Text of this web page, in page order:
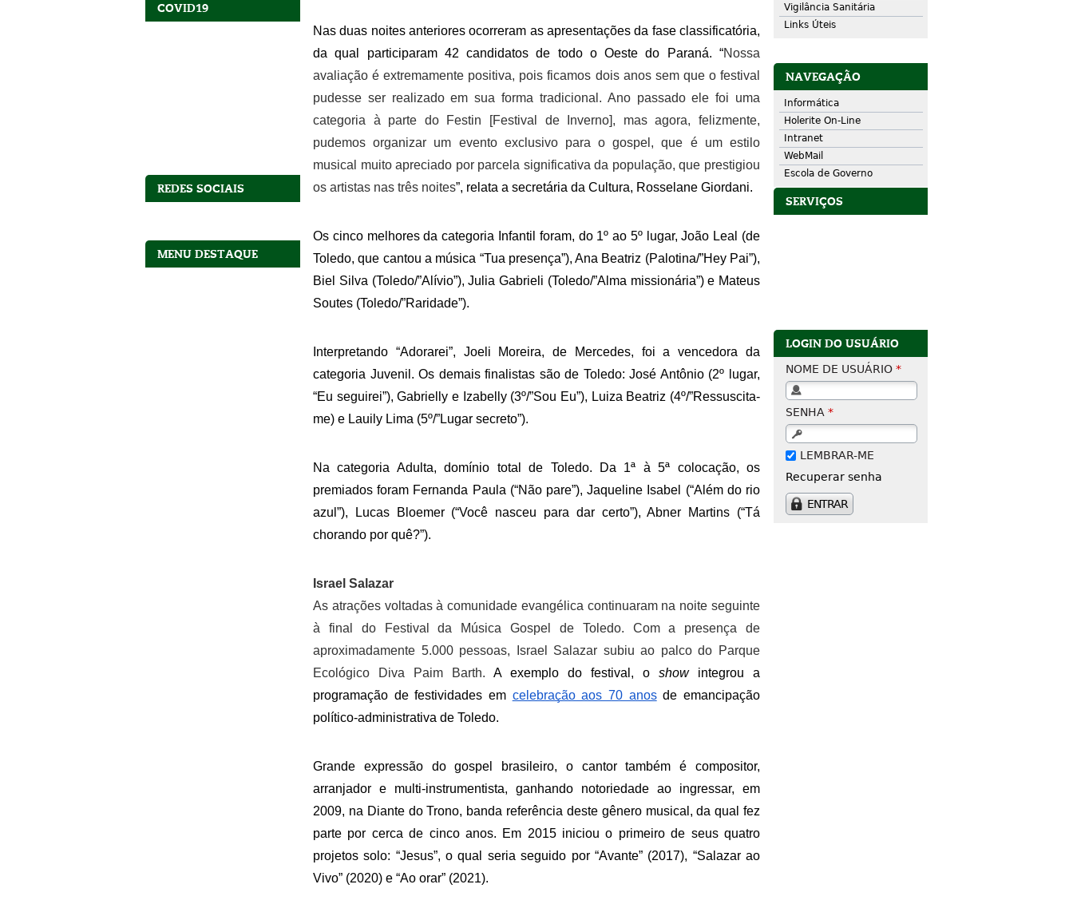
Nas duas noites anteriores ocorreram as apresentações da fase classificatória,
da qual participaram 42 candidatos de todo o Oeste do Paraná. “Nossa
avaliação é extremamente positiva, pois ficamos dois anos sem que o festival
pudesse ser realizado em sua forma tradicional. Ano passado ele foi uma
categoria à parte do Festin [Festival de Inverno], mas agora, felizmente,
pudemos organizar um evento exclusivo para o gospel, que é um estilo
musical muito apreciado por parcela significativa da população, que prestigiou
os artistas nas três noites”, relata a secretária da Cultura, Rosselane Giordani.
Os cinco melhores da categoria Infantil foram, do 1º ao 5º lugar, João Leal (de
Toledo, que cantou a música “Tua presença”), Ana Beatriz (Palotina/”Hey Pai”),
Biel Silva (Toledo/”Alívio”), Julia Gabrieli (Toledo/”Alma missionária”) e Mateus
Soutes (Toledo/”Raridade”).
Interpretando “Adorarei”, Joeli Moreira, de Mercedes, foi a vencedora da
categoria Juvenil. Os demais finalistas são de Toledo: José Antônio (2º lugar,
“Eu seguirei”), Gabrielly e Izabelly (3º/”Sou Eu”), Luiza Beatriz (4º/”Ressuscita-
me) e Lauily Lima (5º/”Lugar secreto”).
Na categoria Adulta, domínio total de Toledo. Da 1ª à 5ª colocação, os
premiados foram Fernanda Paula (“Não pare”), Jaqueline Isabel (“Além do rio
azul”), Lucas Bloemer (“Você nasceu para dar certo”), Abner Martins (“Tá
chorando por quê?”).
Israel Salazar
As atrações voltadas à comunidade evangélica continuaram na noite seguinte
à final do Festival da Música Gospel de Toledo. Com a presença de
aproximadamente 5.000 pessoas, Israel Salazar subiu ao palco do Parque
Ecológico Diva Paim Barth. A exemplo do festival, o show integrou a
programação de festividades em celebração aos 70 anos de emancipação
político-administrativa de Toledo.
Grande expressão do gospel brasileiro, o cantor também é compositor,
arranjador e multi-instrumentista, ganhando notoriedade ao ingressar, em
2009, na Diante do Trono, banda referência deste gênero musical, da qual fez
parte por cerca de cinco anos. Em 2015 iniciou o primeiro de seus quatro
projetos solo: “Jesus”, o qual seria seguido por “Avante” (2017), “Salazar ao
Vivo” (2020) e “Ao orar” (2021).
COVID19
REDES SOCIAIS
MENU DESTAQUE
Vigilância Sanitária
Links Úteis
NAVEGAÇÃO
Informática
Holerite On-Line
Intranet
WebMail
Escola de Governo
SERVIÇOS
LOGIN DO USUÁRIO
NOME DE USUÁRIO *
SENHA *
LEMBRAR-ME
Recuperar senha